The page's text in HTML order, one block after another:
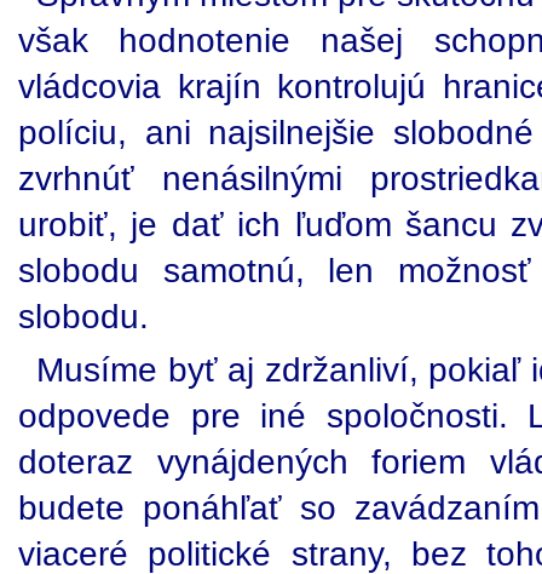
však hodnotenie našej
vládcovia krajín kontrolujú
políciu, ani najsilnejšie
zvrhnúť nenásilnými
urobiť, je dať ich ľuďom šancu
slobodu samotnú, len
slobodu.
Musíme byť aj zdržanliví, pokiaľ
odpovede pre iné spoločnosti.
doteraz vynájdených foriem
budete ponáhľať so
viaceré politické strany, bez